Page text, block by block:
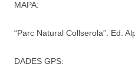
MAPA:
“Parc Natural Collserola”. Ed.
DADES GPS: